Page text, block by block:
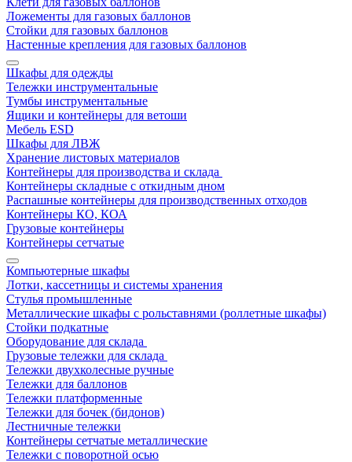
Ложементы для газовых баллонов
Стойки для газовых баллонов
Настенные крепления для газовых баллонов
Шкафы для одежды
Тележки инструментальные
Тумбы инструментальные
Ящики и контейнеры для ветоши
Мебель ESD
Шкафы для ЛВЖ
Хранение листовых материалов
Контейнеры для производства и склада
Контейнеры складные с откидным дном
Распашные контейнеры для производственных отходов
Контейнеры КО, КОА
Грузовые контейнеры
Контейнеры сетчатые
Компьютерные шкафы
Лотки, кассетницы и системы хранения
Стулья промышленные
Металлические шкафы с рольставнями (роллетные шкафы)
Стойки подкатные
Оборудование для склада
Грузовые тележки для склада
Тележки двухколесные ручные
Тележки для баллонов
Тележки платформенные
Тележки для бочек (бидонов)
Лестничные тележки
Контейнеры сетчатые металлические
Тележки с поворотной осью